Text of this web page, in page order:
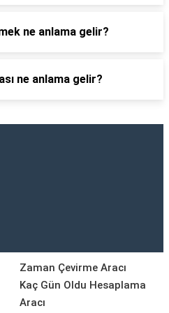
ne anlama gelir?
ne anlama gelir?
Zaman Çevirme Aracı
Kaç Gün Oldu Hesaplama
Aracı